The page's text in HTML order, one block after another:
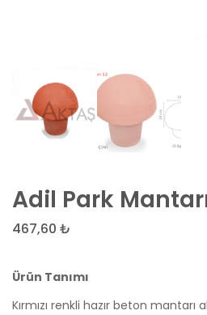
Adil Park
467,60 ₺
Ürün Tanımı
Kırmızı renkli hazır beton mantarı